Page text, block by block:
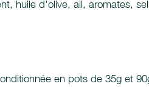
huile d'olive, ail, aromates,
en pots de 35g et